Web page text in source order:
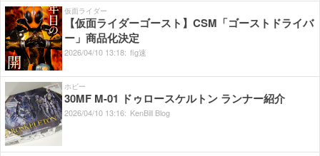
仮面ライダー
【仮面ライダーゴースト】CSM「ゴーストドライバ
ー」商品化決定
2026/04/10 13:18: fig速
ホビー
30MF M-01 ドゥロースケルトン ランナー紹介
2026/04/10 13:16: KenBill Blog